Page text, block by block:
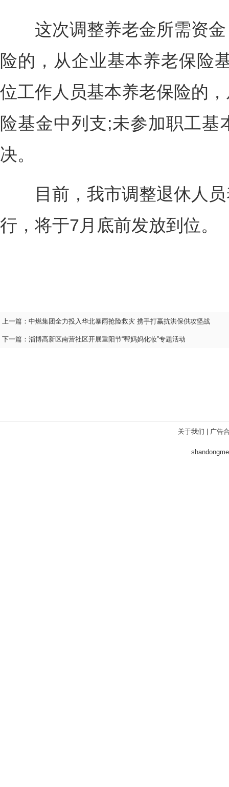
这次调整养老金所需资金
险的，从企业基本养老保险
位工作人员基本养老保险的
险基金中列支;未参加职工
决。
目前，我市调整退休人员
行，将于7月底前发放到位。
上一篇： 中燃集团全力投入华北暴雨抢险救灾 携手打赢抗洪保供攻坚战
下一篇： 淄博高新区南营社区开展重阳节“帮妈妈化妆”专题活动
关于我们 广告